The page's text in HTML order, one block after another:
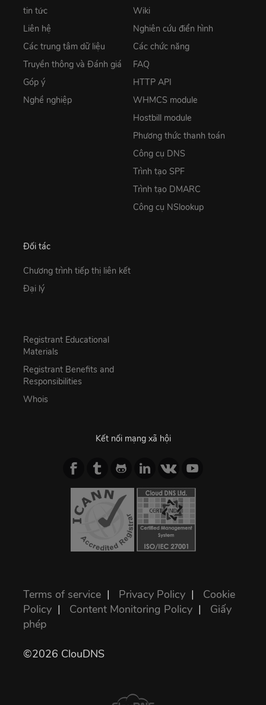
tin tức
Liên hệ
Các trung tâm dữ liệu
Truyền thông và Đánh giá
Góp ý
Nghề nghiệp
Wiki
Nghiên cứu điển hình
Các chức năng
FAQ
HTTP API
WHMCS module
Hostbill module
Phương thức thanh toán
Công cụ DNS
Trình tạo SPF
Trình tạo DMARC
Công cụ NSlookup
Đối tác
Chương trình tiếp thị liên kết
Đại lý
Registrant Educational
Materials
Registrant Benefits and
Responsibilities
Whois
Kết nối mạng xã hội
Terms of service | Privacy Policy | Cookie
Policy | Content Monitoring Policy | Giấy
phép
©2026 ClouDNS